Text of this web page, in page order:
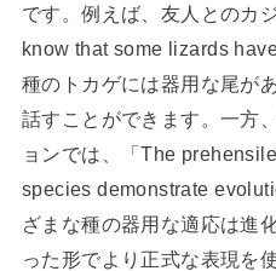
です。例えば、友人とのカ
know that some lizards
種のトカゲには器用な尾が
話すことができます。一方
ョンでは、「The
species demonstrate
ざまな種の器用な適応は進
った形でより正式な表現を